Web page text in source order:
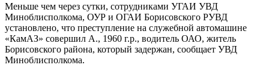
Меньше чем через сутки, сотрудниками УГАИ УВД
Миноблисполкома, ОУР и ОГАИ Борисовского РУВД
установлено, что преступление на служебной автомашине
«КамАЗ» совершил А., 1960 г.р., водитель ОАО, житель
Борисовского района, который задержан, сообщает УВД
Миноблисполкома.